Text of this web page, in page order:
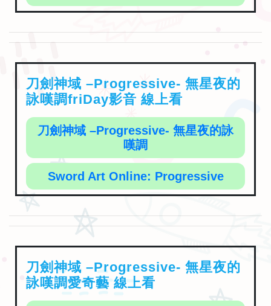
刀劍神域 –Progressive- 無星夜的
詠嘆調friDay影音 線上看
刀劍神域 –Progressive- 無星夜的詠
嘆調
Sword Art Online: Progressive
刀劍神域 –Progressive- 無星夜的
詠嘆調愛奇藝 線上看